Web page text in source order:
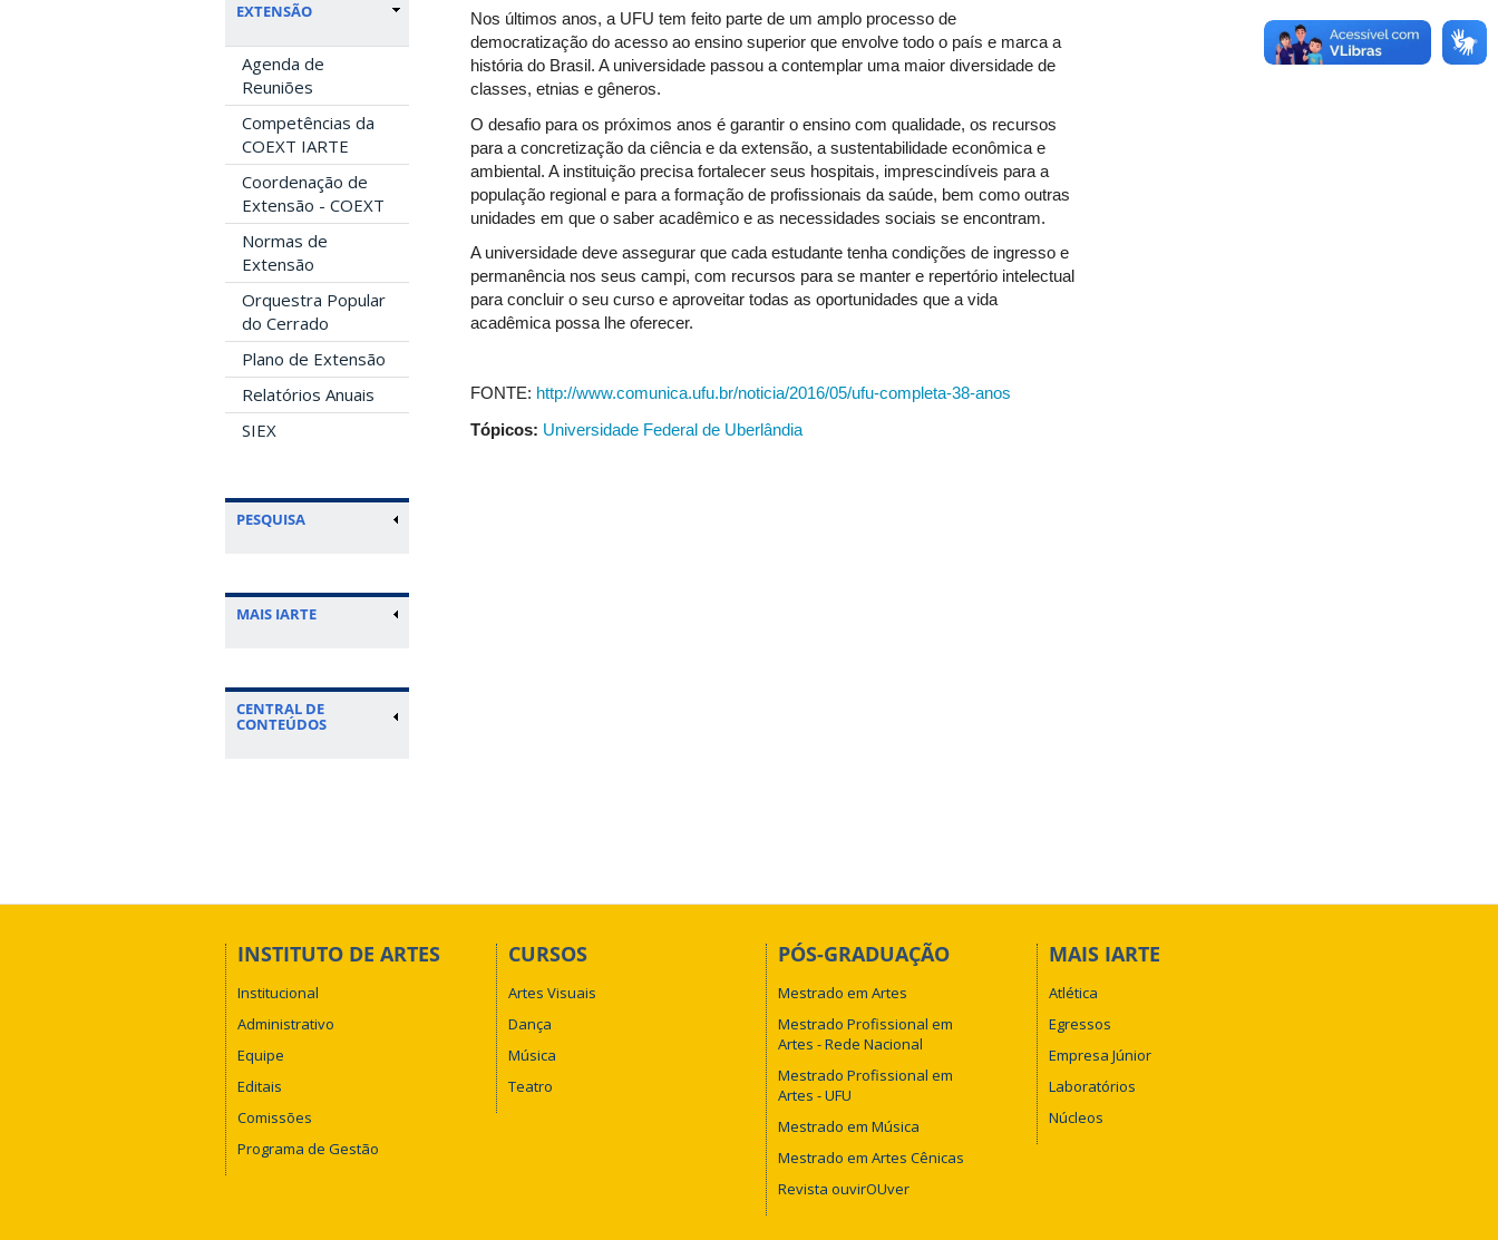
EXTENSÃO
Agenda de
Reuniões
Competências da
COEXT IARTE
Coordenação de
Extensão - COEXT
Normas de
Extensão
Orquestra Popular
do Cerrado
Plano de Extensão
Relatórios Anuais
SIEX
PESQUISA
MAIS IARTE
CENTRAL DE
CONTEÚDOS
Nos últimos anos, a UFU tem feito parte de um amplo processo de
democratização do acesso ao ensino superior que envolve todo o país e marca a
história do Brasil. A universidade passou a contemplar uma maior diversidade de
classes, etnias e gêneros.
O desafio para os próximos anos é garantir o ensino com qualidade, os recursos
para a concretização da ciência e da extensão, a sustentabilidade econômica e
ambiental. A instituição precisa fortalecer seus hospitais, imprescindíveis para a
população regional e para a formação de profissionais da saúde, bem como outras
unidades em que o saber acadêmico e as necessidades sociais se encontram.
A universidade deve assegurar que cada estudante tenha condições de ingresso e
permanência nos seus campi, com recursos para se manter e repertório intelectual
para concluir o seu curso e aproveitar todas as oportunidades que a vida
acadêmica possa lhe oferecer.
FONTE: http://www.comunica.ufu.br/noticia/2016/05/ufu-completa-38-anos
Tópicos: Universidade Federal de Uberlândia
INSTITUTO DE ARTES
Institucional
Administrativo
Equipe
Editais
Comissões
Programa de Gestão
CURSOS
Artes Visuais
Dança
Música
Teatro
PÓS-GRADUAÇÃO
Mestrado em Artes
Mestrado Profissional em
Artes - Rede Nacional
Mestrado Profissional em
Artes - UFU
Mestrado em Música
Mestrado em Artes Cênicas
Revista ouvirOUver
MAIS IARTE
Atlética
Egressos
Empresa Júnior
Laboratórios
Núcleos